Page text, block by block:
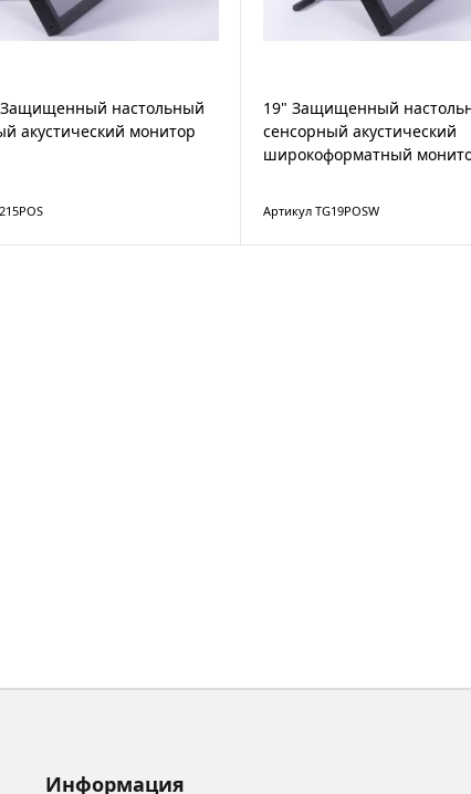
Защищенный настольный
акустический монитор
19" Защищенный
сенсорный акустический
широкоформатный
Артикул TG19POSW
Информация